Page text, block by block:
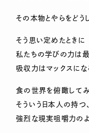
その本物とやらをどう
そう思い定めたときに
私たちの学びの力は最
吸収力はマックスにな
食の世界を俯瞰してみ
そういう日本人の持つ、
強烈な現実咀嚼力のよ